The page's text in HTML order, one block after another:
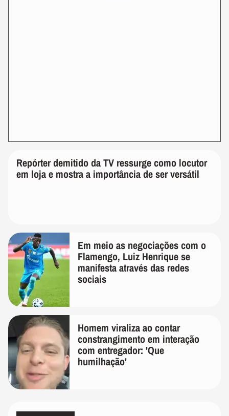
Repórter demitido da TV ressurge
como locutor em loja e mostra a
Em meio as negociações com o
Flamengo, Luiz Henrique se
manifesta através das redes
sociais
Homem viraliza ao contar
constrangimento em interação
com entregador: 'Que
humilhação'